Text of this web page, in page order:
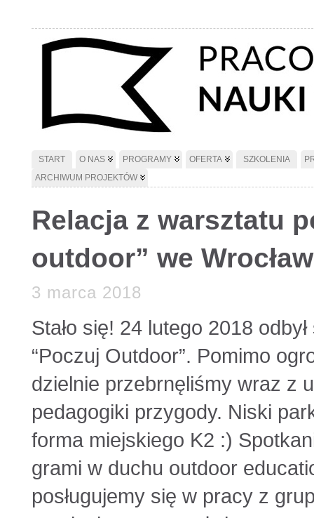
START O NAS PROGRAMY OFERTA SZKOLENIA
ARCHIWUM PROJEKTÓW
Relacja z warsztatu
outdoor” we
3 marca 2018
Stało się! 24 lutego 2018
“Poczuj Outdoor”. Pomimo
dzielnie przebrnęliśmy wraz z
pedagogiki przygody. Niski
forma miejskiego K2 :)
grami w duchu outdoor
posługujemy się w pracy z